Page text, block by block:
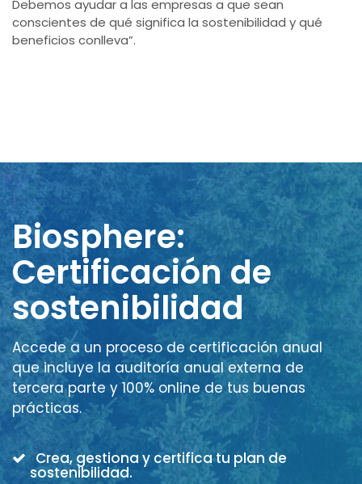
Debemos ayudar a las empresas a que sean
conscientes de qué significa la sostenibilidad y qué
beneficios conlleva”.
Biosphere:
Certificación de
sostenibilidad
Accede a un proceso de certificación anual
que incluye la auditoría anual externa de
tercera parte y 100% online de tus buenas
prácticas.
Crea, gestiona y certifica tu plan de
sostenibilidad.